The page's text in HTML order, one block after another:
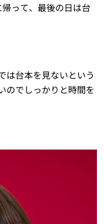
って、最後の日は台
台本を見ないという
のでしっかりと時間を